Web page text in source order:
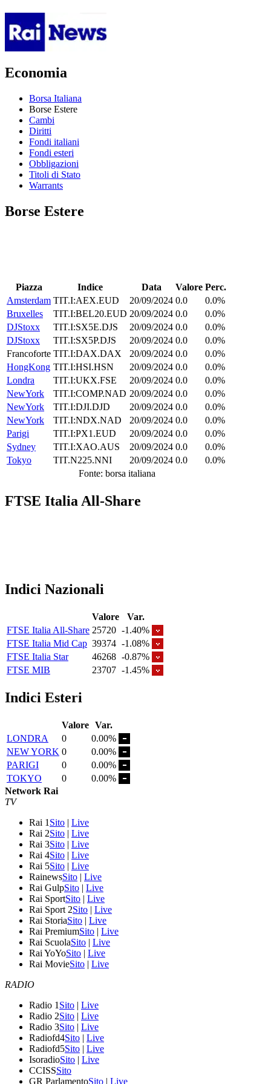
Economia
Borsa Italiana
Borse Estere
Cambi
Diritti
Fondi italiani
Fondi esteri
Obbligazioni
Titoli di Stato
Warrants
Borse Estere
Piazza Indice Data Valore Perc.
Amsterdam TIT.I:AEX.EUD 20/09/2024 0.0
0.0%
Bruxelles
TIT.I:BEL20.EUD 20/09/2024 0.0
0.0%
DJStoxx
TIT.I:SX5E.DJS 20/09/2024 0.0
0.0%
DJStoxx
TIT.I:SX5P.DJS 20/09/2024 0.0
0.0%
Francoforte TIT.I:DAX.DAX 20/09/2024 0.0
0.0%
HongKong TIT.I:HSI.HSN 20/09/2024 0.0
0.0%
Londra
TIT.I:UKX.FSE 20/09/2024 0.0
0.0%
NewYork
TIT.I:COMP.NAD 20/09/2024 0.0
0.0%
NewYork
TIT.I:DJI.DJD 20/09/2024 0.0
0.0%
NewYork
TIT.I:NDX.NAD 20/09/2024 0.0
0.0%
Parigi
TIT.I:PX1.EUD 20/09/2024 0.0
0.0%
Sydney
TIT.I:XAO.AUS 20/09/2024 0.0
0.0%
Tokyo
TIT.N225.NNI 20/09/2024 0.0
0.0%
Fonte: borsa italiana
FTSE Italia All-Share
Indici Nazionali
Valore
Var.
FTSE Italia All-Share 25720 -1.40%
FTSE Italia Mid Cap 39374 -1.08%
FTSE Italia Star
46268 -0.87%
FTSE MIB
23707 -1.45%
Indici Esteri
Valore Var.
LONDRA
0
0.00%
NEW YORK 0
0.00%
PARIGI
0
0.00%
TOKYO
0
0.00%
Network Rai
TV
Rai 1 Sito | Live
Rai 2Sito | Live
Rai 3Sito | Live
Rai 4Sito | Live
Rai 5Sito | Live
RainewsSito | Live
Rai GulpSito | Live
Rai SportSito | Live
Rai Sport 2Sito | Live
Rai StoriaSito | Live
Rai PremiumSito | Live
Rai ScuolaSito | Live
Rai YoYoSito | Live
Rai MovieSito | Live
RADIO
Radio 1 Sito | Live
Radio 2Sito | Live
Radio 3Sito | Live
Radiofd4Sito | Live
Radiofd5Sito | Live
IsoradioSito | Live
CCISSSito
GR ParlamentoSito | Live